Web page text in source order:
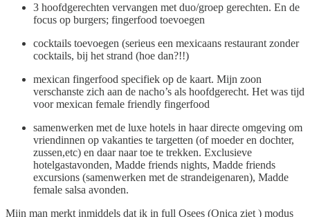
3 hoofdgerechten vervangen met duo/groep gerechten. En de
focus op burgers; fingerfood toevoegen
cocktails toevoegen (serieus een mexicaans restaurant zonder
cocktails, bij het strand (hoe dan?!!)
mexican fingerfood specifiek op de kaart. Mijn zoon
verschanste zich aan de nacho’s als hoofdgerecht. Het was tijd
voor mexican female friendly fingerfood
samenwerken met de luxe hotels in haar directe omgeving om
vriendinnen op vakanties te targetten (of moeder en dochter,
zussen,etc) en daar naar toe te trekken. Exclusieve
hotelgastavonden, Madde friends nights, Madde friends
excursions (samenwerken met de strandeigenaren), Madde
female salsa avonden.
Mijn man merkt inmiddels dat ik in full Osees (Onica ziet ) modus